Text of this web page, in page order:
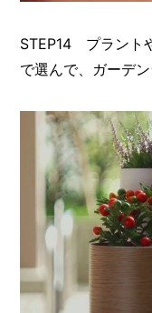
STEP14 プラント
で選んで、ガーデ